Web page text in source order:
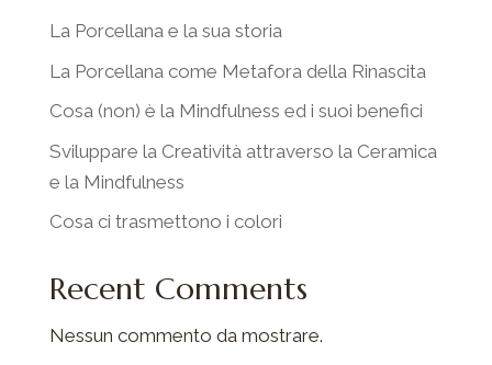
La Porcellana e la sua storia
La Porcellana come Metafora della Rinascita
Cosa (non) è la Mindfulness ed i suoi benefici
Sviluppare la Creatività attraverso la Ceramica
e la Mindfulness
Cosa ci trasmettono i colori
Recent Comments
Nessun commento da mostrare.